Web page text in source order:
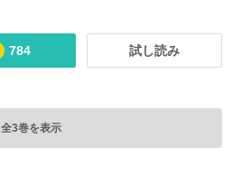
784 試し読み
全3巻を表示